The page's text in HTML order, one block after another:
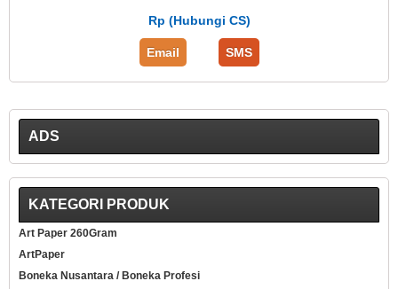
Rp (Hubungi CS)
Email SMS
ADS
KATEGORI PRODUK
Art Paper 260Gram
ArtPaper
Boneka Nusantara / Boneka Profesi